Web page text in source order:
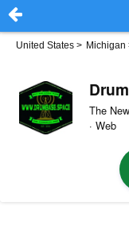
United States > Michigan
The
· Web